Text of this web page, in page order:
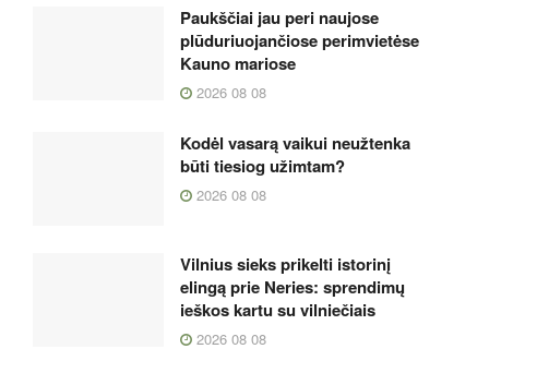
Paukščiai jau peri naujose
plūduriuojančiose perimvietėse
Kauno mariose
2026 08 08
Kodėl vasarą vaikui neužtenka
būti tiesiog užimtam?
2026 08 08
Vilnius sieks prikelti istorinį
elingą prie Neries: sprendimų
ieškos kartu su vilniečiais
2026 08 08